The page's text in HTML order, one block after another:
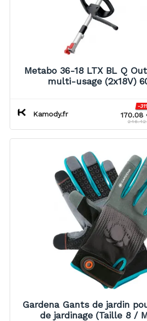
Metabo 36-18 LTX BL Q
multi-usage (2x18V)
Kamody.fr 170.08
-
246.42
Gardena Gants de jardin
de jardinage (Taille 8 /